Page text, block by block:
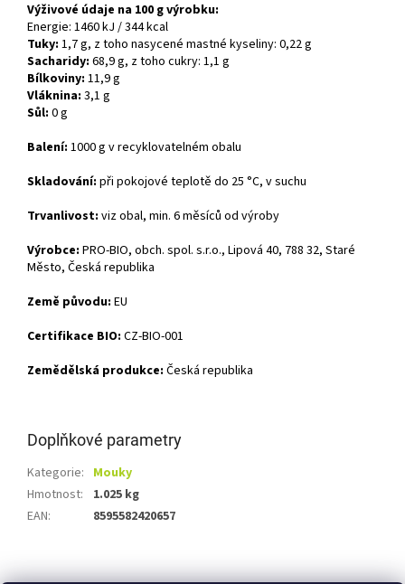
Výživové údaje na 100 g výrobku:
Energie: 1460 kJ / 344 kcal
Tuky: 1,7 g, z toho nasycené mastné kyseliny: 0,22 g
Sacharidy: 68,9 g, z toho cukry: 1,1 g
Bílkoviny: 11,9 g
Vláknina: 3,1 g
Sůl: 0 g
Balení: 1000 g v recyklovatelném obalu
Skladování: při pokojové teplotě do 25 °C, v suchu
Trvanlivost: viz obal, min. 6 měsíců od výroby
Výrobce: PRO-BIO, obch. spol. s.r.o., Lipová 40, 788 32, Staré
Město, Česká republika
Země původu: EU
Certifikace BIO: CZ-BIO-001
Zemědělská produkce: Česká republika
Doplňkové parametry
Kategorie: Mouky
Hmotnost:
1.025 kg
EAN: 8595582420657